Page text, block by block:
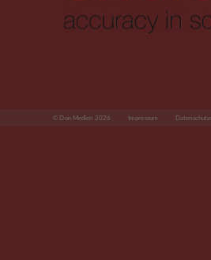
© Don Medien 2026 Impressum